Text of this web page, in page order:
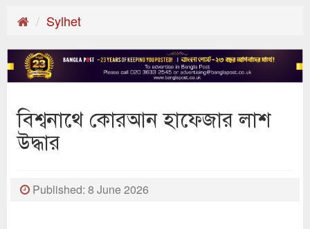
Sylhet
বিশ্বনাথে কোরআন হাফেজার লাশ
উদ্ধার
Published: 8 June 2026